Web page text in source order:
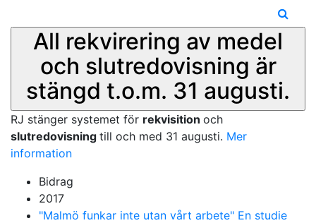
All rekvirering av medel
och slutredovisning är
stängd t.o.m. 31 augusti.
RJ stänger systemet för rekvisition och
slutredovisning till och med 31 augusti. Mer
information
Bidrag
2017
"Malmö funkar inte utan vårt arbete" En studie